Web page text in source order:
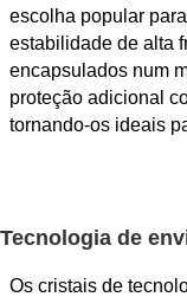
escolha popular
estabilidade de alta
encapsulados num
proteção adicional
tornando-os ideais
Tecnologia de
Os cristais de